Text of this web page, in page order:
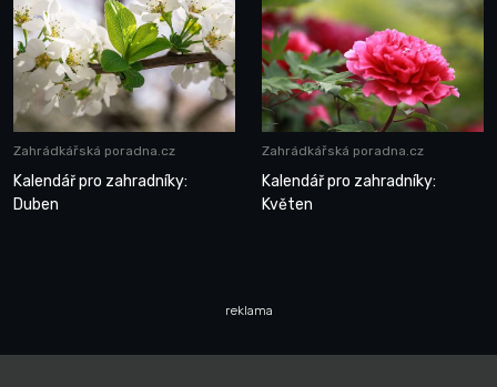
Zahrádkářská poradna.cz
Kalendář pro zahradníky:
Duben
Zahrádkářská poradna.cz
Kalendář pro zahradníky:
Květen
reklama